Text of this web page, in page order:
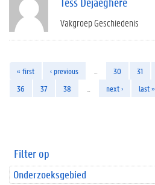
Vakgroep Geschiedenis
« first ‹ previous 30 31
36
37 38 next › last »
Filter op
Onderzoeksgebied